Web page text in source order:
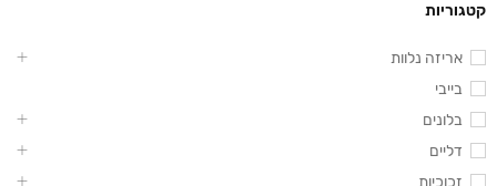
קטגוריות
אריזה נלוות
בייבי
בלונים
דליים